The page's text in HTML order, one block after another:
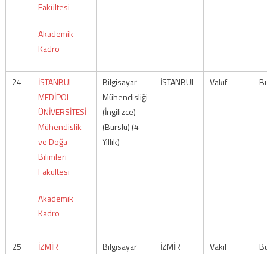
Fakültesi
Akademik
Kadro
24
İSTANBUL
MEDİPOL
ÜNİVERSİTESİ
Mühendislik
ve Doğa
Bilimleri
Fakültesi
Akademik
Kadro
Bilgisayar
Mühendisliği
(İngilizce)
(Burslu) (4
Yıllık)
İSTANBUL Vakıf
25
İZMİR
Bilgisayar
İZMİR Vakıf